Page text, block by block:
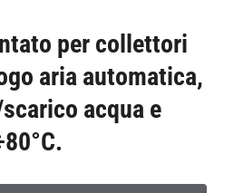
per collettori
aria automatica,
acqua e